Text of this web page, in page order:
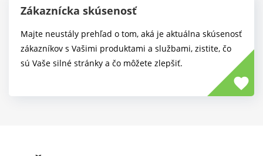
Zákaznícka skúsenosť
Majte neustály prehľad o tom, aká je aktuálna skúsenosť
zákazníkov s Vašimi produktami a službami, zistite, čo
sú Vaše silné stránky a čo môžete zlepšiť.
favorite